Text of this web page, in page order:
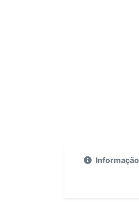
Informação